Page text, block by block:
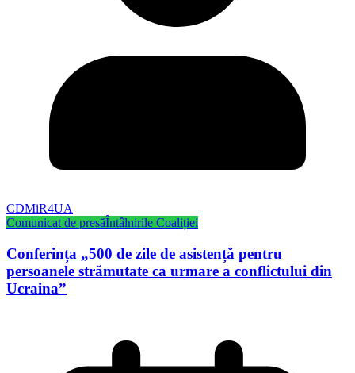
CDMiR4UA
Comunicat de presăÎntâlnirile Coaliției
Conferința „500 de zile de asistență pentru
persoanele strămutate ca urmare a conflictului din
Ucraina”